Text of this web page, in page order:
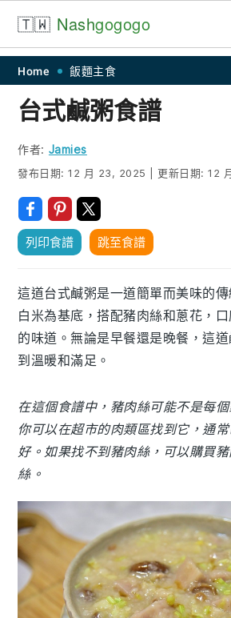
Skip
to
primary
navigation
Skip
to
main
content
Skip
to
primary
sidebar
Skip
to
footer
🇹🇼 Nashgogogo
Home 飯麵主食
台式鹹粥食譜
作者: Jamies
發布日期:12 月 23, 2025 更新日期:12
列印食譜 跳至食譜
這道台式鹹粥是一道簡單而美味的
白米為基底，搭配豬肉絲和蔥花，
的味道。無論是早餐還是晚餐，這
到溫暖和滿足。
在這個食譜中，豬肉絲可能不是每
你可以在超市的肉類區找到它，通
好。如果找不到豬肉絲，可以購買
絲。